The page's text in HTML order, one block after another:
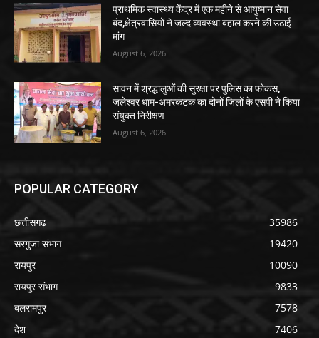
प्राथमिक स्वास्थ्य केंद्र में एक महीने से आयुष्मान सेवा
बंद,क्षेत्रवासियों ने जल्द व्यवस्था बहाल करने की उठाई
मांग
August 6, 2026
सावन में श्रद्धालुओं की सुरक्षा पर पुलिस का फोकस,
जलेश्वर धाम-अमरकंटक का दोनों जिलों के एसपी ने किया
संयुक्त निरीक्षण
August 6, 2026
POPULAR CATEGORY
छत्तीसगढ़
35986
सरगुजा संभाग
19420
रायपुर
10090
रायपुर संभाग
9833
बलरामपुर
7578
देश
7406